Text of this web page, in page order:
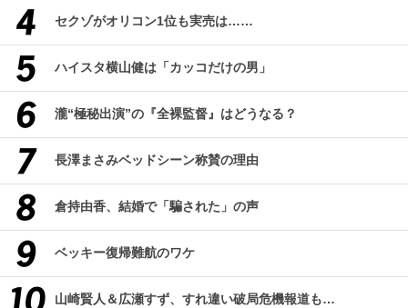
セクゾがオリコン1位も実売は……
ハイスタ横山健は「カッコだけの男」
瀧“極秘出演”の『全裸監督』はどうなる？
長澤まさみベッドシーン称賛の理由
倉持由香、結婚で「騙された」の声
ベッキー復帰難航のワケ
山崎賢人＆広瀬すず、すれ違い破局危機報道も…